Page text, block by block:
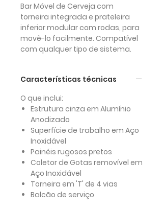
Bar Móvel de Cerveja com
torneira integrada e prateleira
inferior modular com rodas, para
movê-lo facilmente. Compatível
com qualquer tipo de sistema.
Características técnicas
O que inclui:
Estrutura cinza em Alumínio
Anodizado
Superfície de trabalho em Aço
Inoxidável
Painéis rugosos pretos
Coletor de Gotas removível em
Aço Inoxidável
Torneira em 'T' de 4 vias
Balcão de serviço